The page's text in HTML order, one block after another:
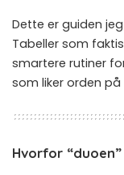
Dette er guiden
Tabeller som
smartere rutiner
som liker orden
Hvorfor